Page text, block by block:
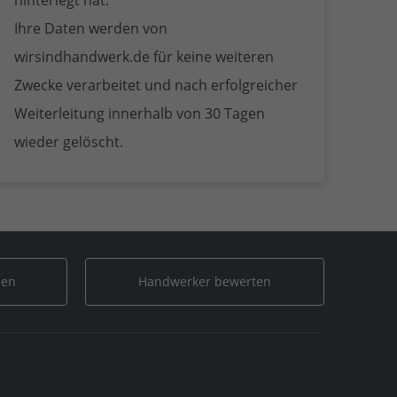
Ihre Daten werden von
wirsindhandwerk.de für keine weiteren
Zwecke verarbeitet und nach erfolgreicher
Weiterleitung innerhalb von 30 Tagen
wieder gelöscht.
Handwerker bewerten